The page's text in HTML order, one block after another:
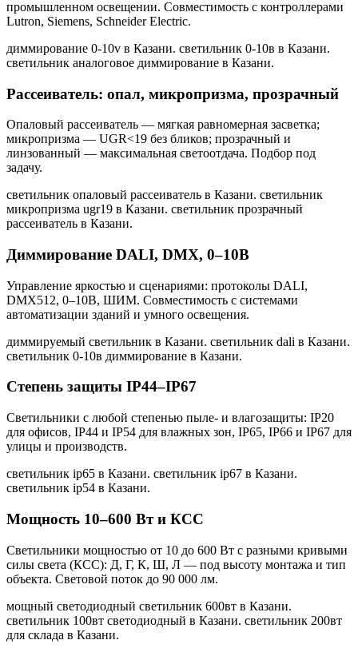
промышленном освещении. Совместимость с контроллерами
Lutron, Siemens, Schneider Electric.
диммирование 0-10v в Казани. светильник 0-10в в Казани.
светильник аналоговое диммирование в Казани.
Рассеиватель: опал, микропризма, прозрачный
Опаловый рассеиватель — мягкая равномерная засветка;
микропризма — UGR<19 без бликов; прозрачный и
линзованный — максимальная светоотдача. Подбор под
задачу.
светильник опаловый рассеиватель в Казани. светильник
микропризма ugr19 в Казани. светильник прозрачный
рассеиватель в Казани.
Диммирование DALI, DMX, 0–10В
Управление яркостью и сценариями: протоколы DALI,
DMX512, 0–10В, ШИМ. Совместимость с системами
автоматизации зданий и умного освещения.
диммируемый светильник в Казани. светильник dali в Казани.
светильник 0-10в диммирование в Казани.
Степень защиты IP44–IP67
Светильники с любой степенью пыле- и влагозащиты: IP20
для офисов, IP44 и IP54 для влажных зон, IP65, IP66 и IP67 для
улицы и производств.
светильник ip65 в Казани. светильник ip67 в Казани.
светильник ip54 в Казани.
Мощность 10–600 Вт и КСС
Светильники мощностью от 10 до 600 Вт с разными кривыми
силы света (КСС): Д, Г, К, Ш, Л — под высоту монтажа и тип
объекта. Световой поток до 90 000 лм.
мощный светодиодный светильник 600вт в Казани.
светильник 100вт светодиодный в Казани. светильник 200вт
для склада в Казани.